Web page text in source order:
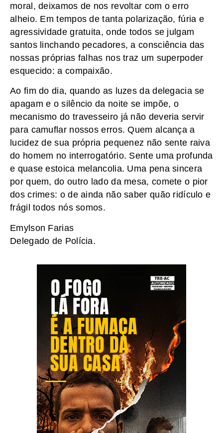
moral, deixamos de nos revoltar com o erro
alheio. Em tempos de tanta polarização, fúria e
agressividade gratuita, onde todos se julgam
santos linchando pecadores, a consciência das
nossas próprias falhas nos traz um superpoder
esquecido: a compaixão.
Ao fim do dia, quando as luzes da delegacia se
apagam e o silêncio da noite se impõe, o
mecanismo do travesseiro já não deveria servir
para camuflar nossos erros. Quem alcança a
lucidez de sua própria pequenez não sente raiva
do homem no interrogatório. Sente uma profunda
e quase estoica melancolia. Uma pena sincera
por quem, do outro lado da mesa, comete o pior
dos crimes: o de ainda não saber quão ridículo e
frágil todos nós somos.
Emylson Farias
Delegado de Polícia.